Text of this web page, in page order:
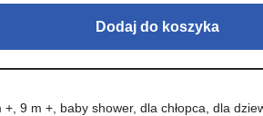
Dodaj do koszyka
+ ,9 m + baby shower,dla chłopca ,dla